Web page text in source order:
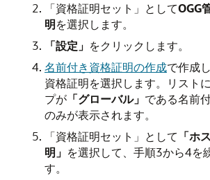
「資格証明セット」としてOGG
明を選択します。
「設定」 をクリックします。
名前付き資格証明の作成で作成
資格証明を選択します。リスト
プが 「グローバル」 である名前
のみが表示されます。
「資格証明セット」として 「ホ
明」 を選択して、手順3から4を
す。